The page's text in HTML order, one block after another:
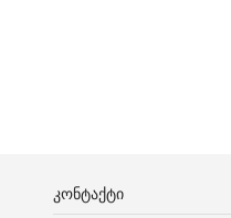
ᲙᲝᲜᲢᲐᲥᲢᲘ